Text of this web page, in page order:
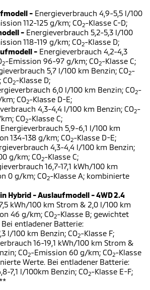
- Energieverbrauch 4,9-5,5 l/100
112-125 g/km; CO2-Klasse C-D;
- Energieverbrauch 5,2-5,3 l/100
118-119 g/km; CO2-Klasse D;
- Energieverbrauch 4,2-4,3
2-Emission 96-97 g/km; CO2-Klasse C;
5,7 l/100 km Benzin; CO2-
2-Klasse D;
6,0 l/100 km Benzin; CO2-
CO2-Klasse D-E;
4,3-4,4 l/100 km Benzin; CO2-
CO2-Klasse C;
Energieverbrauch 5,9-6,1 l/100 km
134-138 g/km; CO2-Klasse D-E;
4,3-4,4 l/100 km Benzin;
g/km; CO2-Klasse C;
16,7-17,1 kWh/100 km
0 g/km; CO2-Klasse A; kombinierte
Hybrid - Auslaufmodell - 4WD 2.4
kWh/100 km Strom & 2,0 l/100 km
46 g/km; CO2-Klasse B; gewichtet
entladener Batterie:
l/100 km Benzin; CO2-Klasse F;
16-19,1 kWh/100 km Strom &
CO2-Emission 60 g/km; CO2-Klasse
Werte. Bei entladener Batterie:
7,1 l/100km Benzin; CO2-Klasse E-F;